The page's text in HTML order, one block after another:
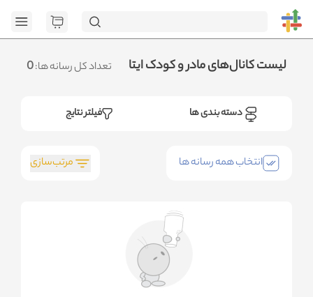
تعداد کل رسانه ها:0 لیست کانال‌های مادر و کودک ایتا
فیلتر نتایج دسته بندی ها
مرتب‌سازی انتخاب همه رسانه ها
[GET] "https://
<no
.متوجه شدم